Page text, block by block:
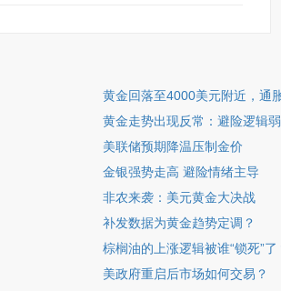
黄金回落至4000美元附近，通
黄金走势出现反常：避险逻辑
美联储预期降温压制金价
金银强势走高 避险情绪主导
非农来袭：美元黄金大决战
补发数据为黄金趋势定调？
棕榈油的上涨逻辑被谁“锁死”了
美政府重启后市场如何交易？